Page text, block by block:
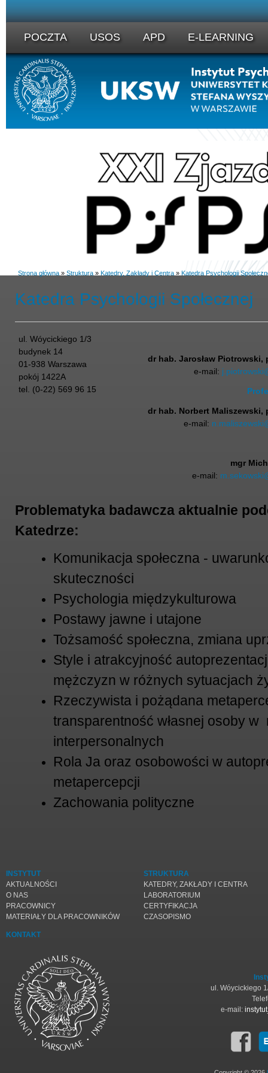
POCZTA USOS APD E-LEARNING
Strona główna » Struktura » Katedry, Zakłady i Centra » Katedra Psychologii
Katedra Psychologii Społecznej
ul. Wóycickiego 1/3
budynek 14
01-938 Warszawa
pokój 1422A
tel. (0-22) 569 96 15
dr hab. Jarosław Piotrowski,
e-mail:
dr hab. Norbert Maliszewski,
e-mail:
mgr
e-mail:
Problematyka badawcza aktualnie
Katedrze:
Komunikacja społeczna -
skuteczności
Psychologia międzykulturowa
Postawy jawne i utajone
Tożsamość społeczna, zmiana
Style i atrakcyjność
mężczyzn w różnych sytuacjach
Rzeczywista i pożądana
transparentność własnej osoby w
interpersonalnych
Rola Ja oraz osobowości w
metapercepcji
Zachowania polityczne
INSTYTUT
AKTUALNOŚCI
O NAS
PRACOWNICY
MATERIAŁY DLA PRACOWNIKÓW
KONTAKT
STRUKTURA
KATEDRY, ZAKŁADY I CENTRA
LABORATORIUM
CERTYFIKACJA
CZASOPISMO
ul. Wóycickiego
e-mail: